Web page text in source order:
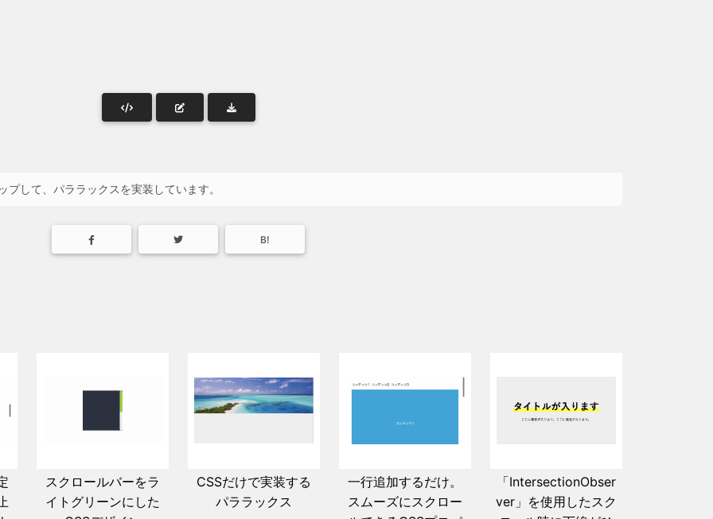
して、パララックスを実装しています。
B!
スクロールバーをラ
イトグリーンにした
CSSだけで実装する
パララックス
一行追加するだけ。
スムーズにスクロー
「IntersectionObser
ver」を使用したスク